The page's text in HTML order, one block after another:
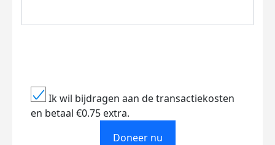
Ik wil bijdragen aan de transactiekosten
en betaal €0.75 extra.
Doneer nu